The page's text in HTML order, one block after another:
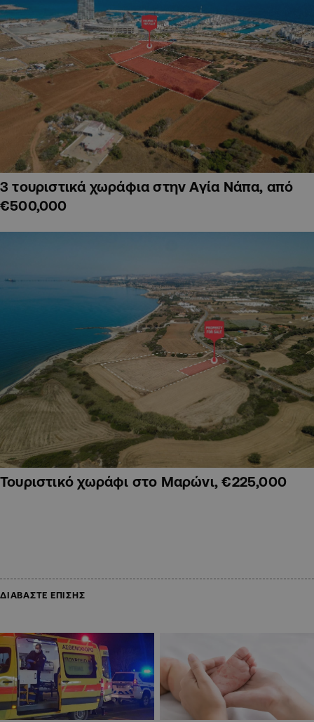
3 τουριστικά χωράφια στην Αγία Νάπα, από
€500,000
Τουριστικό χωράφι στο Μαρώνι, €225,000
ΔΙΑΒΑΣΤΕ ΕΠΙΣΗΣ